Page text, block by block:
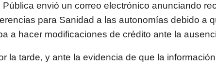
Pública envió un correo electrónico anunciando
para Sanidad a las autonomías debido a
a hacer modificaciones de crédito ante la
la tarde, y ante la evidencia de que la